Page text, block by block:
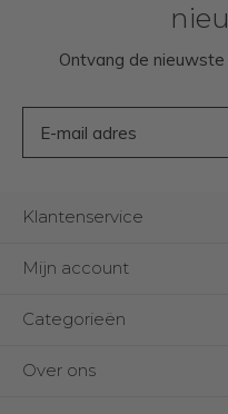
Ontvang de
Klantenservice
Mijn account
Categorieën
Over ons